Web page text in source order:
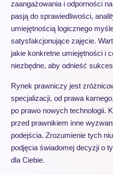
zaangażowania i odporności
pasją do sprawiedliwości,
umiejętnością logicznego
satysfakcjonujące zajęcie.
jakie konkretne umiejętności i
niezbędne, aby odnieść
Rynek prawniczy jest
specjalizacji, od prawa
po prawo nowych technologii.
przed prawnikiem inne
podejścia. Zrozumienie tych
podjęcia świadomej decyzji o
dla Ciebie.